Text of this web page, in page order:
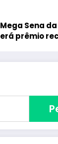
Sena
prêmio